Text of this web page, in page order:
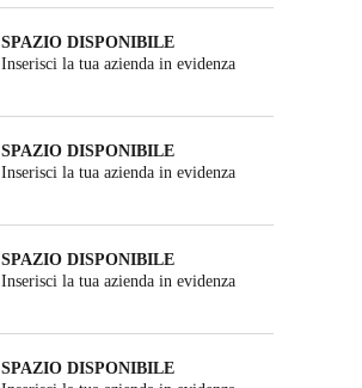
SPAZIO DISPONIBILE
Inserisci la tua azienda in evidenza
SPAZIO DISPONIBILE
Inserisci la tua azienda in evidenza
SPAZIO DISPONIBILE
Inserisci la tua azienda in evidenza
SPAZIO DISPONIBILE